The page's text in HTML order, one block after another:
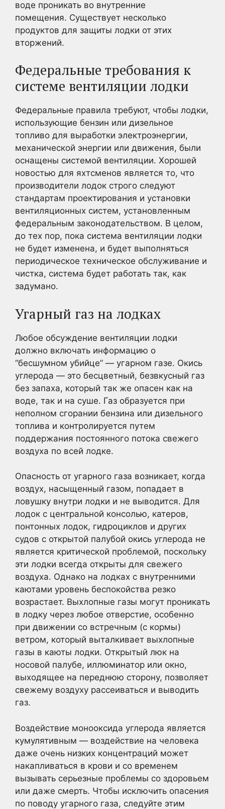
воде проникать во внутренние
помещения. Существует несколько
продуктов для защиты лодки от этих
вторжений.
Федеральные требования к
системе вентиляции лодки
Федеральные правила требуют, чтобы лодки,
использующие бензин или дизельное
топливо для выработки электроэнергии,
механической энергии или движения, были
оснащены системой вентиляции. Хорошей
новостью для яхтсменов является то, что
производители лодок строго следуют
стандартам проектирования и установки
вентиляционных систем, установленным
федеральным законодательством. В целом,
до тех пор, пока система вентиляции лодки
не будет изменена, и будет выполняться
периодическое техническое обслуживание и
чистка, система будет работать так, как
задумано.
Угарный газ на лодках
Любое обсуждение вентиляции лодки
должно включать информацию о
“бесшумном убийце” — угарном газе. Окись
углерода — это бесцветный, безвкусный газ
без запаха, который так же опасен как на
воде, так и на суше. Газ образуется при
неполном сгорании бензина или дизельного
топлива и контролируется путем
поддержания постоянного потока свежего
воздуха по всей лодке.
Опасность от угарного газа возникает, когда
воздух, насыщенный газом, попадает в
ловушку внутри лодки и не выводится. Для
лодок с центральной консолью, катеров,
понтонных лодок, гидроциклов и других
судов с открытой палубой окись углерода не
является критической проблемой, поскольку
эти лодки всегда открыты для свежего
воздуха. Однако на лодках с внутренними
каютами уровень беспокойства резко
возрастает. Выхлопные газы могут проникать
в лодку через любое отверстие, особенно
при движении со встречным (с кормы)
ветром, который выталкивает выхлопные
газы в каюты лодки. Открытый люк на
носовой палубе, иллюминатор или окно,
выходящее на переднюю сторону, позволяет
свежему воздуху рассеиваться и выводить
газ.
Воздействие монооксида углерода является
кумулятивным — воздействие на человека
даже очень низких концентраций может
накапливаться в крови и со временем
вызывать серьезные проблемы со здоровьем
или даже смерть. Чтобы исключить опасения
по поводу угарного газа, следуйте этим